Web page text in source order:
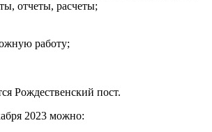
отчеты, расчеты;
работу;
Рождественский пост.
2023 можно: